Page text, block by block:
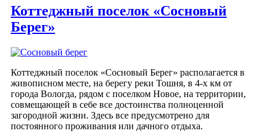
Коттеджный поселок «Сосновый
Берег»
Коттеджный поселок «Сосновый Берег» располагается в
живописном месте, на берегу реки Тошня, в 4-х км от
города Вологда, рядом с поселком Новое, на территории,
совмещающей в себе все достоинства полноценной
загородной жизни. Здесь все предусмотрено для
постоянного проживания или дачного отдыха.